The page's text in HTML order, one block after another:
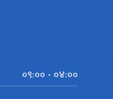
०९:०० - ०४:००